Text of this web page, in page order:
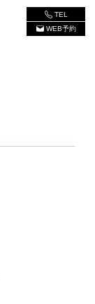
TEL
WEB予約